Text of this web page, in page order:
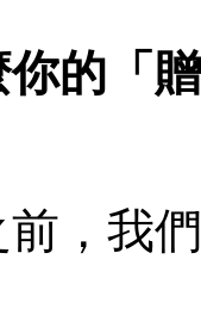
的「
，我